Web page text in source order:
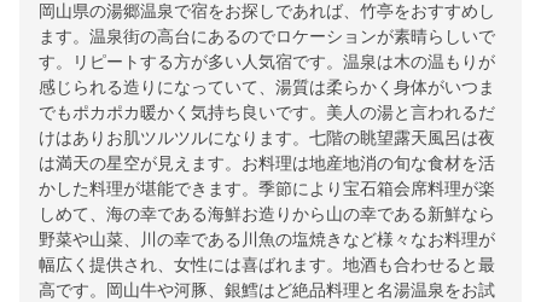
岡山県の湯郷温泉で宿をお探しであれば、竹亭をおすすめし
ます。温泉街の高台にあるのでロケーションが素晴らしいで
す。リピートする方が多い人気宿です。温泉は木の温もりが
感じられる造りになっていて、湯質は柔らかく身体がいつま
でもポカポカ暖かく気持ち良いです。美人の湯と言われるだ
けはありお肌ツルツルになります。七階の眺望露天風呂は夜
は満天の星空が見えます。お料理は地産地消の旬な食材を活
かした料理が堪能できます。季節により宝石箱会席料理が楽
しめて、海の幸である海鮮お造りから山の幸である新鮮なら
野菜や山菜、川の幸である川魚の塩焼きなど様々なお料理が
幅広く提供され、女性には喜ばれます。地酒も合わせると最
高です。岡山牛や河豚、銀鱈はど絶品料理と名湯温泉をお試